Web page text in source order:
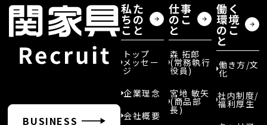
BUSINESS
私た
ちの
こと
トップ
メッセー
ジ
企業理念
会社概要
仕事
のこ
と
森 拓郎
(常務執行
役員)
宮地 敏矢
(商品部
長)
働く
環境
のこ
と
働き方/文
化
社内制度/
福利厚生